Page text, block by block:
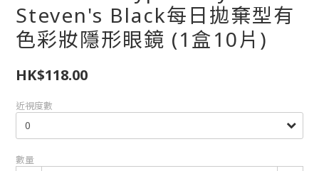
Steven's Black每日拋棄型有
色彩妝隱形眼鏡 (1盒10片)
HK$118.00
近視度數
數量